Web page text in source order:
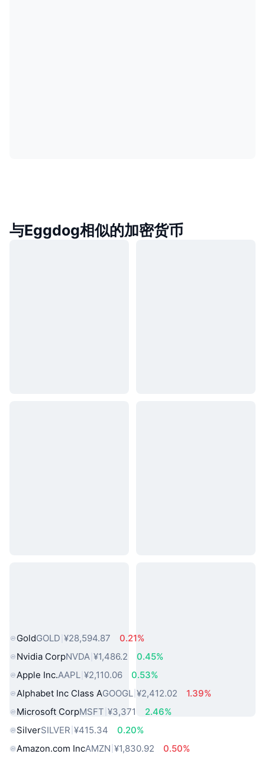
与Eggdog相似的加密货币
GoldGOLD ¥28,594.87
0.21%
Nvidia CorpNVDA ¥1,486.2
0.45%
Apple Inc.AAPL ¥2,110.06
0.53%
Alphabet Inc Class AGOOGL ¥2,412.02
1.39%
Microsoft CorpMSFT ¥3,371
2.46%
SilverSILVER ¥415.34
0.20%
Amazon.com IncAMZN ¥1,830.92 0.50%